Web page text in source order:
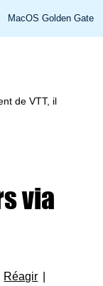
MacOS Golden Gate
de VTT, il
via
Réagir